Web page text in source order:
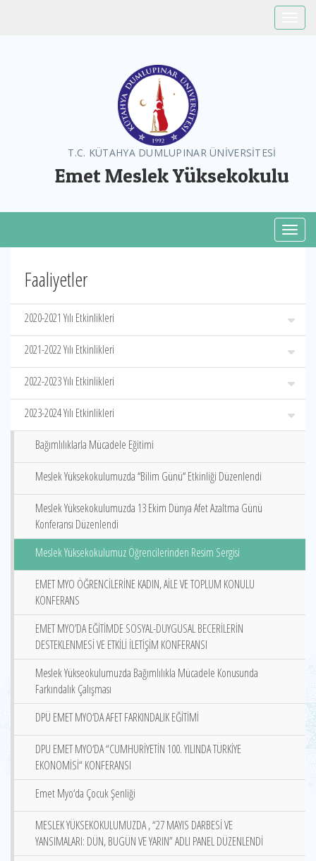
T.C. KÜTAHYA DUMLUPINAR ÜNİVERSİTESİ
Emet Meslek Yüksekokulu
Faaliyetler
2020-2021 Yılı Etkinlikleri
2021-2022 Yılı Etkinlikleri
2022-2023 Yılı Etkinlikleri
2023-2024 Yılı Etkinlikleri
Bağımlılıklarla Mücadele Eğitimi
Meslek Yüksekokulumuzda ‘‘Bilim Günü‘‘ Etkinliği Düzenlendi
Meslek Yüksekokulumuzda 13 Ekim Dünya Afet Azaltma Günü
Konferansı Düzenlendi
Meslek Yüksekokulumuz Öğrencilerinden Resim Sergisi
EMET MYO ÖĞRENCİLERİNE KADIN, AİLE VE TOPLUM KONULU
KONFERANS
EMET MYO’DA EĞİTİMDE SOSYAL-DUYGUSAL BECERİLERİN
DESTEKLENMESİ VE ETKİLİ İLETİŞİM KONFERANSI
Meslek Yükseokulumuzda Bağımlılıkla Mücadele Konusunda
Farkındalık Çalışması
DPÜ EMET MYO‘DA AFET FARKINDALIK EĞİTİMİ
DPU EMET MYO‘DA “CUMHURİYETİN 100. YILINDA TÜRKİYE
EKONOMİSİ“ KONFERANSI
Emet Myo‘da Çocuk Şenliği
MESLEK YÜKSEKOKULUMUZDA , “27 MAYIS DARBESİ VE
YANSIMALARI: DÜN, BUGÜN VE YARIN” ADLI PANEL DÜZENLENDİ